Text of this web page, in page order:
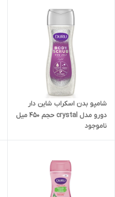
شامپو بدن اسکراب شاین دار
دورو مدل crystal حجم 450 میل
ناموجود